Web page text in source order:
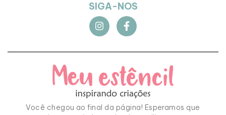
SIGA-NOS
Você chegou ao final da página! Esperamos que